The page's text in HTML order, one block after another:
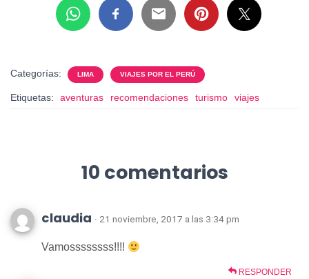
Categorías: LIMA VIAJES POR EL PERÚ
Etiquetas: aventuras recomendaciones turismo viajes
10 comentarios
claudia · 21 noviembre, 2017 a las 3:34 pm
Vamossssssss!!!!
RESPONDER